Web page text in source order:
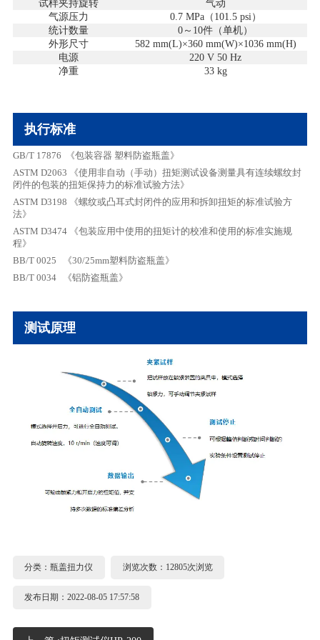
试样夹持旋转
气动
气源压力
0.7 MPa（ 101.5 psi）
统计数量
0 ～ 10件（单机）
外形尺寸
582 mm(L)×360 mm(W)×1036 mm(H)
电源
220 V 50 Hz
净重
33kg
执行标准
GB/T 17876 《包装容器 塑料防盗瓶盖》
ASTM D2063
《使用非自动（手动）扭矩测试设备测量具有连续螺纹封
闭件的包装的扭矩保持力的标准试验方法》
ASTM D3198
《螺纹或凸耳式封闭件的应用和拆卸扭矩的标准试验方
法》
ASTM D3474
《包装应用中使用的扭矩计的校准和使用的标准实施规
程》
BB/T 0025
《30/25mm塑料防盗瓶盖》
BB/T 0034
《铝防盗瓶盖》
测试原理
分类：瓶盖扭力仪 浏览次数：12805次浏览
发布日期：2022-08-05 17:57:58